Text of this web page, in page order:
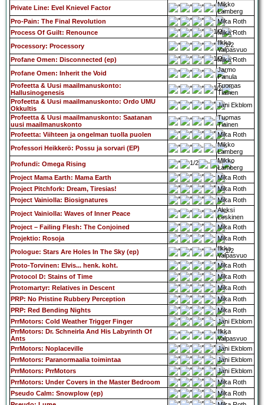
Private Line: Evel Knievel Factor
Mikko
Lamberg
Pro-Pain: The Final Revolution
Mika Roth
Process Of Guilt: Renounce
Mika Roth
Processory: Processory
Ilkka
Valpasvuo
Profane Omen: Disconnected (ep)
Mika Roth
Profane Omen: Inherit the Void
Jarmo
Panula
Profeetta & Uusi maailmanuskonto:
Hallusinogenesis
Tuomas
Tiainen
Profeetta & Uusi maailmanuskonto: Ordo UMU
Okkultis
Jani Ekblom
Profeetta & Uusi maailmanuskonto: Saatanan
uusi maailmanuskonto
Tuomas
Tiainen
Profeetta: Viihteen ja ongelman tuolla puolen
Mika Roth
Professori Heikkerö: Possu ja sorvari (EP)
Mikko
Lamberg
Profundi: Omega Rising
Mikko
Lamberg
Project Mama Earth: Mama Earth
Mika Roth
Project Pitchfork: Dream, Tiresias!
Mika Roth
Project Vainiolla: Biosignatures
Mika Roth
Project Vainiolla: Waves of Inner Peace
Aleksi
Leskinen
Project – Failing Flesh: The Conjoined
Mika Roth
Projektio: Rosoja
Mika Roth
Prologue: Stars Are Holes In The Sky (ep)
Ilkka
Valpasvuo
Proto-Torvinen: Elvis... henk. koht.
Mika Roth
Protocol D: Stains of Time
Mika Roth
Protomartyr: Relatives in Descent
Mika Roth
PRP: No Pristine Rubbery Perception
Mika Roth
PRP: Red Bending Nights
Mika Roth
PrrMotors: Cold Weather Trigger Finger
Jani Ekblom
PrrMotors: Dr. Schneirla And His Labyrinth Of
Ants
Ilkka
Valpasvuo
PrrMotors: Noplaceville
Jani Ekblom
PrrMotors: Paranormaalia toimintaa
Jani Ekblom
PrrMotors: PrrMotors
Jani Ekblom
PrrMotors: Under Covers in the Master Bedroom
Mika Roth
Pseudo Calm: Snowplow (ep)
Mika Roth